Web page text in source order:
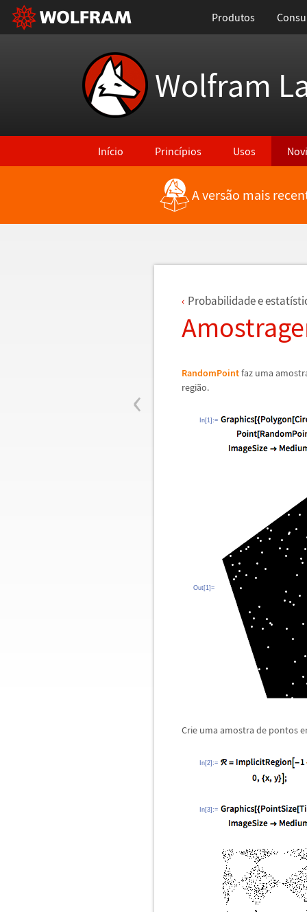
Produtos
Wolfram
Início Princípios Usos
Voltar para Últimas Novidades
A versão mais
‹
Probabilidade e estatí
RandomPointfaz uma
região.
In[1]:=
Out[1]=
Crie uma amostra de pontos
In[2]:=
In[3]:=